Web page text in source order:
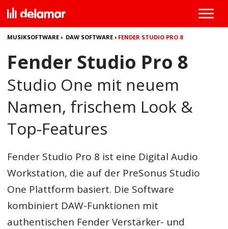
MUSIKSOFTWARE › DAW SOFTWARE › FENDER STUDIO PRO 8
Fender Studio Pro 8
Studio One mit neuem
Namen, frischem Look &
Top-Features
Fender Studio Pro 8 ist eine Digital Audio
Workstation, die auf der PreSonus Studio
One Plattform basiert. Die Software
kombiniert DAW-Funktionen mit
authentischen Fender Verstärker- und